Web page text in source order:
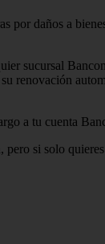
por daños a
sucursal
renovación
a tu cuenta
si solo